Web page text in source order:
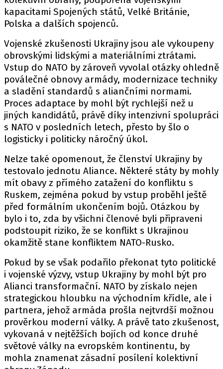
kapacitami Spojených států, Velké Británie,
Polska a dalších spojenců.
Vojenské zkušenosti Ukrajiny jsou ale vykoupeny
obrovskými lidskými a materiálními ztrátami.
Vstup do NATO by zároveň vyvolal otázky ohledně
poválečné obnovy armády, modernizace techniky
a sladění standardů s aliančními normami.
Proces adaptace by mohl být rychlejší než u
jiných kandidátů, právě díky intenzivní spolupráci
s NATO v posledních letech, přesto by šlo o
logisticky i politicky náročný úkol.
Nelze také opomenout, že členství Ukrajiny by
testovalo jednotu Aliance. Některé státy by mohly
mít obavy z přímého zatažení do konfliktu s
Ruskem, zejména pokud by vstup proběhl ještě
před formálním ukončením bojů. Otázkou by
bylo i to, zda by všichni členové byli připraveni
podstoupit riziko, že se konflikt s Ukrajinou
okamžitě stane konfliktem NATO-Rusko.
Pokud by se však podařilo překonat tyto politické
i vojenské výzvy, vstup Ukrajiny by mohl být pro
Alianci transformační. NATO by získalo nejen
strategickou hloubku na východním křídle, ale i
partnera, jehož armáda prošla nejtvrdší možnou
prověrkou moderní války. A právě tato zkušenost,
vykovaná v nejtěžších bojích od konce druhé
světové války na evropském kontinentu, by
mohla znamenat zásadní posílení kolektivní